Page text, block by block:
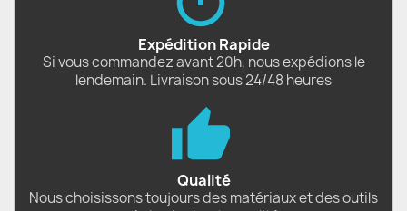
Expédition Rapide
Si vous commandez avant 20h, nous expédions le
lendemain. Livraison sous 24/48 heures
Qualité
Nous choisissons toujours des matériaux et des outils